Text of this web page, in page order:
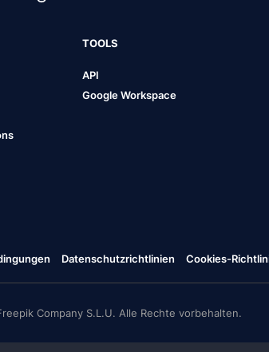
TOOLS
API
Google Workspace
Datenschutzrichtlinien Cookies-
Company S.L.U. Alle Rechte vorbehalten.